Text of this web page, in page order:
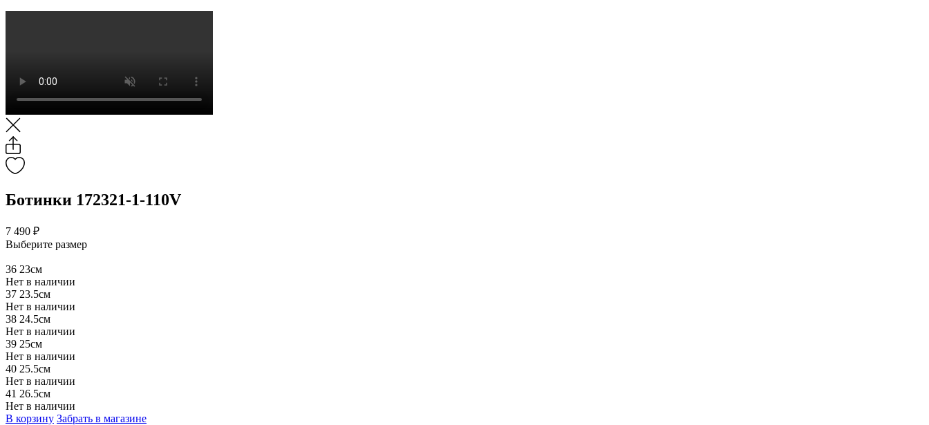
Ботинки 172321-1-110V
7 490 ₽
Выберите размер
36 23см
Нет в наличии
37 23.5см
Нет в наличии
38 24.5см
Нет в наличии
39 25см
Нет в наличии
40 25.5см
Нет в наличии
41 26.5см
Нет в наличии
В корзину Забрать в магазине